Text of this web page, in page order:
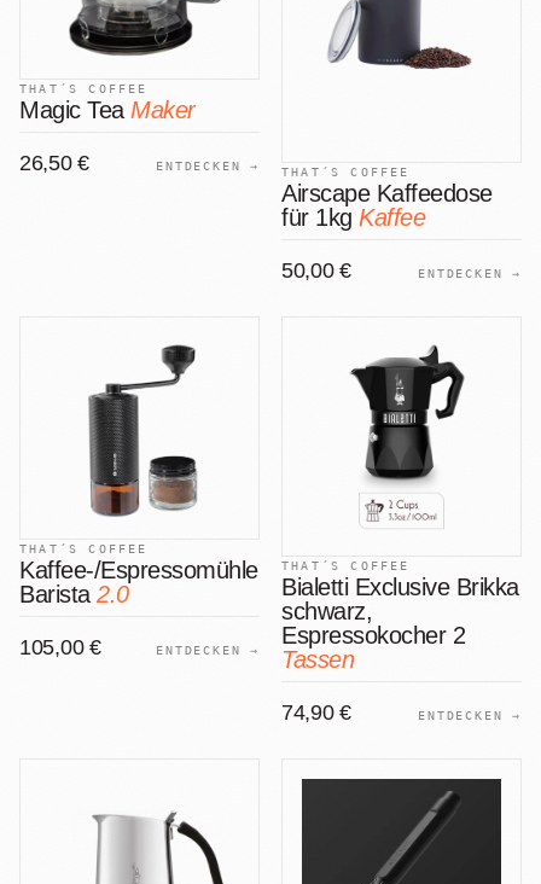
THAT´S COFFEE
Magic Tea Maker
26,50 € ENTDECKEN → THAT´S COFFEE
Airscape Kaffeedose
für 1kg Kaffee
50,00 € ENTDECKEN →
THAT´S COFFEE
Kaffee-/Espressomühle
Barista 2.0
105,00 € ENTDECKEN →
THAT´S COFFEE
Bialetti Exclusive Brikka
schwarz,
Espressokocher 2
Tassen
74,90 € ENTDECKEN →